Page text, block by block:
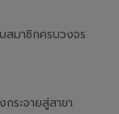
สมาชิกครบวงจร
ระจายสู่สาขา